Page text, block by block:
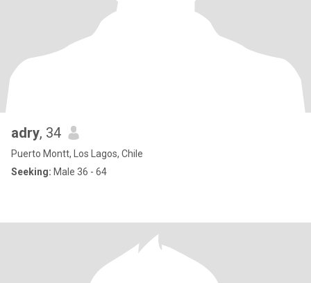
adry, 34
Puerto Montt, Los Lagos, Chile
Seeking: Male 36 - 64